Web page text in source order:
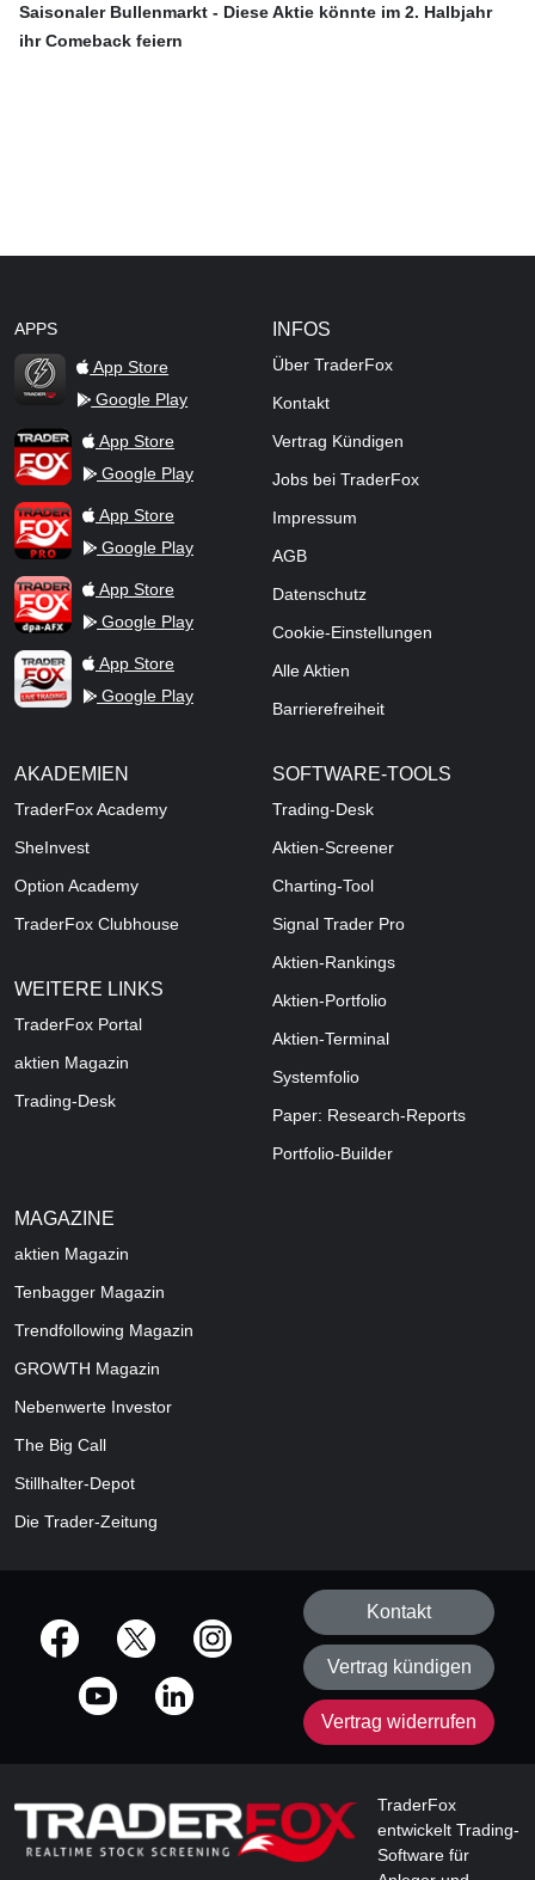
Saisonaler Bullenmarkt - Diese Aktie könnte im 2. Halbjahr
ihr Comeback feiern
APPS
TraderFox Flash
App Store
Google Play
TraderFox AppApp Store
Google Play
TraderFox ProApp Store
Google Play
TraderFox dpa-AFX ProFeed
App Store
Google Play
TraderFox Live Trading
App Store
Google Play
INFOS
Über TraderFox
Kontakt
Vertrag Kündigen
Jobs bei TraderFox
Impressum
AGB
Datenschutz
Cookie-Einstellungen
Alle Aktien
Barrierefreiheit
AKADEMIEN
TraderFox Academy
SheInvest
Option Academy
TraderFox Clubhouse
WEITERE LINKS
TraderFox Portal
aktien Magazin
Trading-Desk
SOFTWARE-TOOLS
Trading-Desk
Aktien-Screener
Charting-Tool
Signal Trader Pro
Aktien-Rankings
Aktien-Portfolio
Aktien-Terminal
Systemfolio
Paper: Research-Reports
Portfolio-Builder
MAGAZINE
aktien Magazin
Tenbagger Magazin
Trendfollowing Magazin
GROWTH Magazin
Nebenwerte Investor
The Big Call
Stillhalter-Depot
Die Trader-Zeitung
offizielle Social Media-Accounts
Kontakt
Vertrag kündigen
Vertrag widerrufen
TraderFox
entwickelt Trading-
Software für